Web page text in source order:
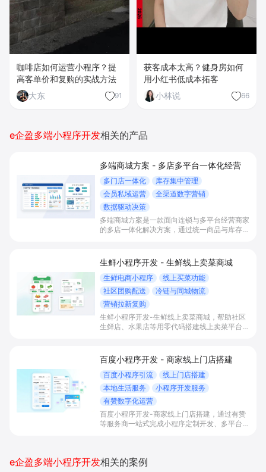
咖啡店如何运营小程序？提
高客单价和复购的实战方法
大东
91
获客成本太高？健身房如何
用小红书低成本拓客
小林说
66
e企盈多端小程序开发相关的产品
多端商城方案 - 多店多平台一体化经营
多门店一体化
库存集中管理
会员私域运营
全渠道数字营销
数据驱动决策
多端商城方案是一款面向连锁与多平台经营商家
的多店一体化解决方案，通过统一商品与库存、
存周转和业绩增长。
生鲜小程序开发 - 生鲜线上卖菜商城
生鲜电商小程序
线上买菜功能
社区团购配送
冷链与同城物流
营销拉新复购
生鲜小程序开发-生鲜线上卖菜商城，帮助社区
生鲜店、水果店等用零代码搭建线上卖菜平台，
力。
百度小程序开发 - 商家线上门店搭建
百度小程序引流
线上门店搭建
本地生活服务
小程序开发服务
有赞数字化运营
百度小程序开发-商家线上门店搭建，通过有赞
等服务商一站式完成小程序定制开发、多平台联
e企盈多端小程序开发相关的案例